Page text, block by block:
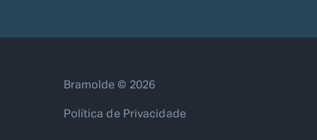
Bramolde © 2026
Política de Privacidade